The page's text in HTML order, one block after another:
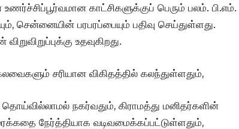
காட்சிகளுக்குப் பெரும் பலம். பி.எம்.
சென்னையின் பரபரப்பையும் பதிவு செய்துள்ளது.
உதவுகிறது.
சரியான விகிதத்தில் கலந்துள்ளதும்,
தொய்வில்லாமல் நகர்வதும், கிராமத்து மனிதர்களின்
நேர்த்தியாக வடிவமைக்கப்பட்டுள்ளதும்,